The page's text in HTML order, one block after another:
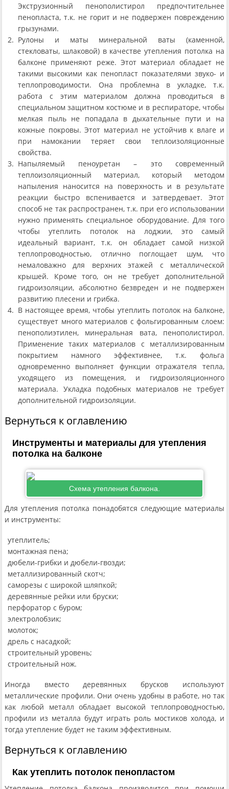
Экструзионный пенополистирол предпочтительнее
пенопласта, т.к. не горит и не подвержен повреждению
грызунами.
Рулоны и маты минеральной ваты (каменной,
стекловаты, шлаковой) в качестве утепления потолка на
балконе применяют реже. Этот материал обладает не
такими высокими как пенопласт показателями звуко- и
теплопроводимости. Она проблемна в укладке, т.к.
работа с этим материалом должна проводиться в
специальном защитном костюме и в респираторе, чтобы
мелкая пыль не попадала в дыхательные пути и на
кожные покровы. Этот материал не устойчив к влаге и
при намокании теряет свои теплоизоляционные
свойства.
Напыляемый пеноуретан – это современный
теплоизоляционный материал, который методом
напыления наносится на поверхность и в результате
реакции быстро вспенивается и затвердевает. Этот
способ не так распространен, т.к. при его использовании
нужно применять специальное оборудование. Для того
чтобы утеплить потолок на лоджии, это самый
идеальный вариант, т.к. он обладает самой низкой
теплопроводностью, отлично поглощает шум, что
немаловажно для верхних этажей с металлической
крышей. Кроме того, он не требует дополнительной
гидроизоляции, абсолютно безвреден и не подвержен
развитию плесени и грибка.
В настоящее время, чтобы утеплить потолок на балконе,
существует много материалов с фольгированным слоем:
пенополиэтилен, минеральная вата, пенополистирол.
Применение таких материалов с металлизированным
покрытием намного эффективнее, т.к. фольга
одновременно выполняет функции отражателя тепла,
уходящего из помещения, и гидроизоляционного
материала. Укладка подобных материалов не требует
дополнительной гидроизоляции.
Вернуться к оглавлению
Инструменты и материалы для утепления
потолка на балконе
Схема утепления балкона.
Для утепления потолка понадобятся следующие материалы
и инструменты:
утеплитель;
монтажная пена;
дюбели-грибки и дюбели-гвозди;
металлизированный скотч;
саморезы с широкой шляпкой;
деревянные рейки или бруски;
перфоратор с буром;
электролобзик;
молоток;
дрель с насадкой;
строительный уровень;
строительный нож.
Иногда вместо деревянных брусков используют
металлические профили. Они очень удобны в работе, но так
как любой металл обладает высокой теплопроводностью,
профили из металла будут играть роль мостиков холода, и
тогда утепление будет не таким эффективным.
Вернуться к оглавлению
Как утеплить потолок пенопластом